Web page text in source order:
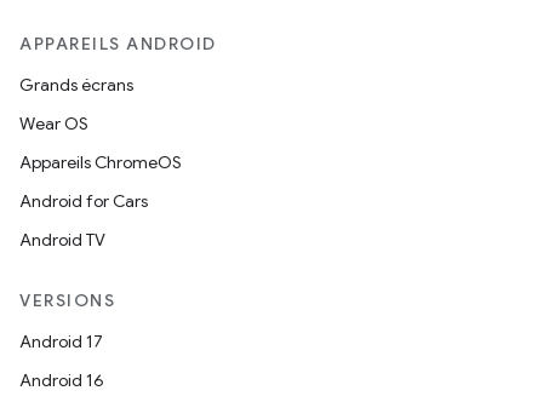
APPAREILS ANDROID
Grands écrans
Wear OS
Appareils ChromeOS
Android for Cars
Android TV
VERSIONS
Android 17
Android 16